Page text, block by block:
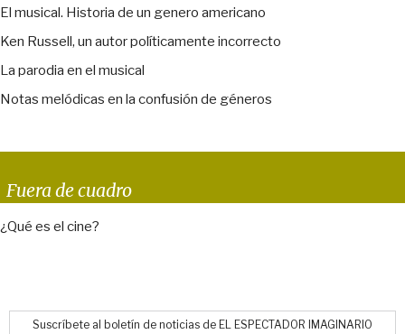
El musical. Historia de un genero americano
Ken Russell, un autor políticamente incorrecto
La parodia en el musical
Notas melódicas en la confusión de géneros
Fuera de cuadro
¿Qué es el cine?
Suscríbete al boletín de noticias de EL ESPECTADOR IMAGINARIO